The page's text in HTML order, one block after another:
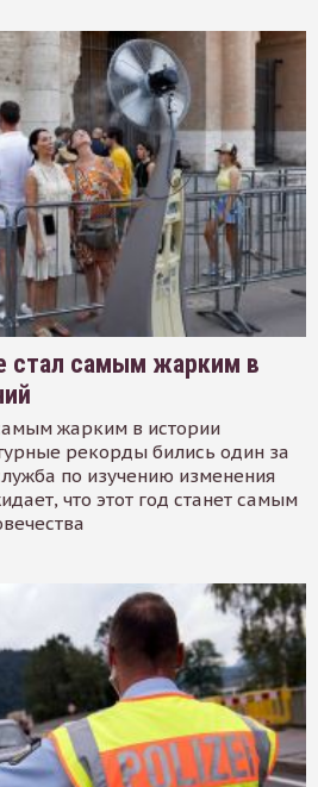
стал самым жарким в
жарким в истории
рекорды бились один за
по изучению изменения
что этот год станет самым